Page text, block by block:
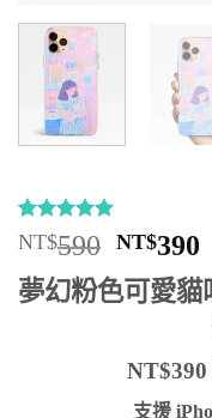
評分5/
5，已有
7
位
顧客進行評
分
NT$590 原
始
價
NT$390
夢幻粉色可愛
支援